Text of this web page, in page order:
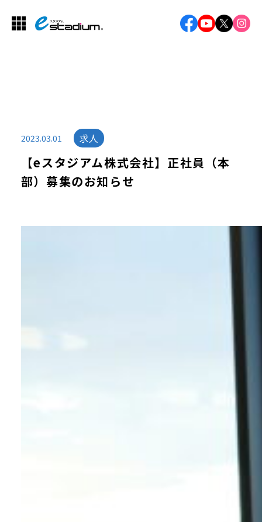
2023.03.01 求人
【eスタジアム株式会社】正社員（本
部）募集のお知らせ